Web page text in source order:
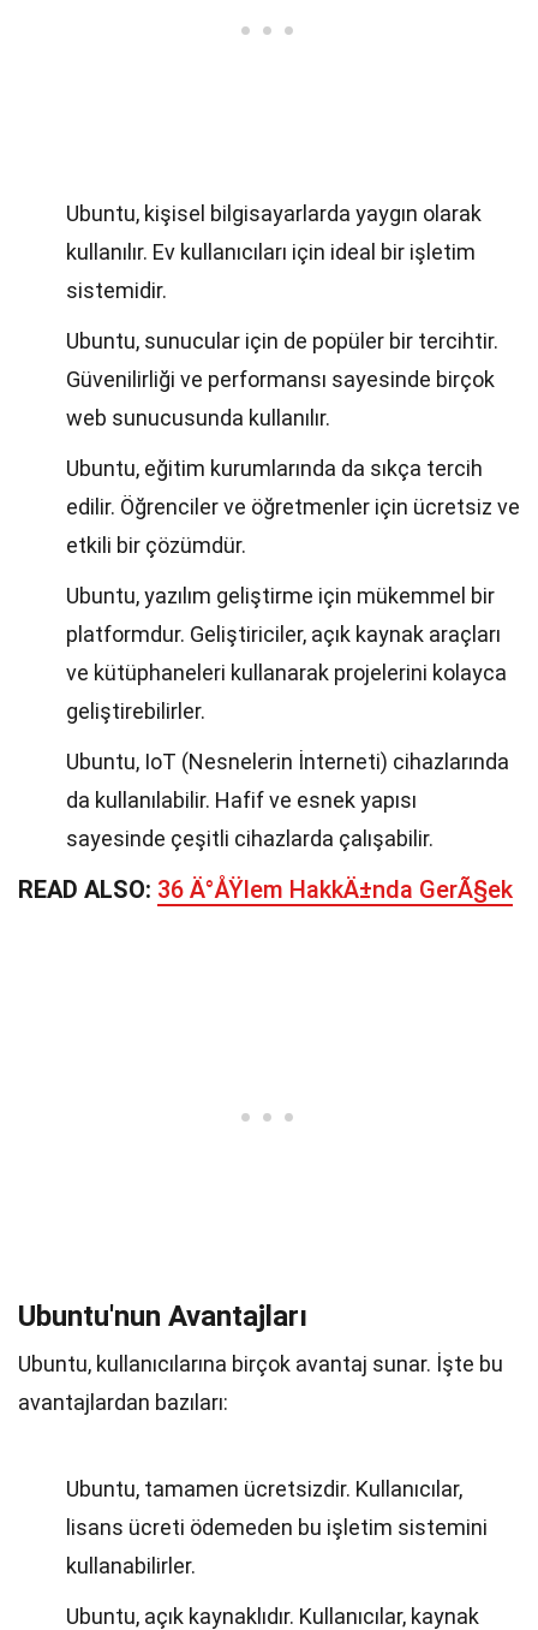
Ubuntu, kişisel bilgisayarlarda yaygın olarak
kullanılır. Ev kullanıcıları için ideal bir işletim
sistemidir.
Ubuntu, sunucular için de popüler bir tercihtir.
Güvenilirliği ve performansı sayesinde birçok
web sunucusunda kullanılır.
Ubuntu, eğitim kurumlarında da sıkça tercih
edilir. Öğrenciler ve öğretmenler için ücretsiz ve
etkili bir çözümdür.
Ubuntu, yazılım geliştirme için mükemmel bir
platformdur. Geliştiriciler, açık kaynak araçları
ve kütüphaneleri kullanarak projelerini kolayca
geliştirebilirler.
Ubuntu, IoT (Nesnelerin İnterneti) cihazlarında
da kullanılabilir. Hafif ve esnek yapısı
sayesinde çeşitli cihazlarda çalışabilir.
READ ALSO: 36 Ä°ÅŸlem HakkÄ±nda GerÃ§ek
Ubuntu'nun Avantajları
Ubuntu, kullanıcılarına birçok avantaj sunar. İşte bu
avantajlardan bazıları:
Ubuntu, tamamen ücretsizdir. Kullanıcılar,
lisans ücreti ödemeden bu işletim sistemini
kullanabilirler.
Ubuntu, açık kaynaklıdır. Kullanıcılar, kaynak